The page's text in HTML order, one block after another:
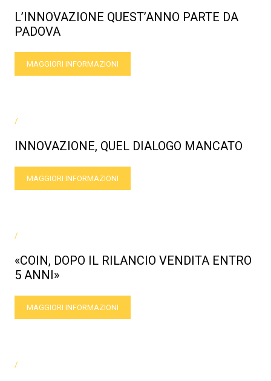
L’INNOVAZIONE QUEST’ANNO PARTE DA
PADOVA
MAGGIORI INFORMAZIONI
/
INNOVAZIONE, QUEL DIALOGO MANCATO
MAGGIORI INFORMAZIONI
/
«COIN, DOPO IL RILANCIO VENDITA ENTRO
5 ANNI»
MAGGIORI INFORMAZIONI
/